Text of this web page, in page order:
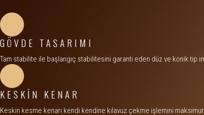
GÖVDE TASARIMI
Tam stabilite ile başlangıç stabilitesini garanti eden düz ve konik tip
KESKİN KENAR
Keskin kesme kenarı kendi kendine kılavuz çekme işlemini